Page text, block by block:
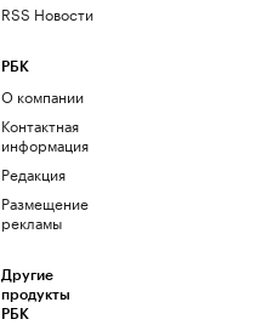
RSS Новости
РБК
О компании
Контактная
информация
Редакция
Размещение
рекламы
Другие
продукты
РБК